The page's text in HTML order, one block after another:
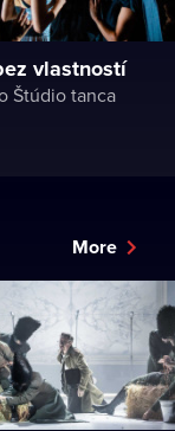
vlastností
Štúdio tanca
More